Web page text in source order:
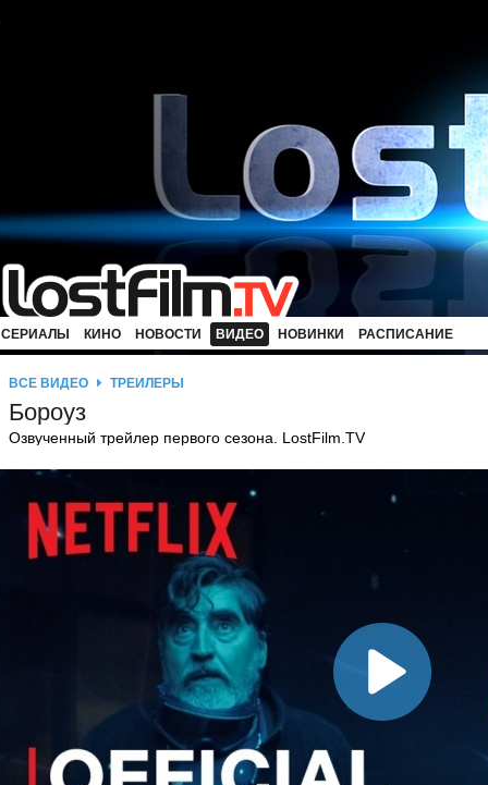
СЕРИАЛЫ КИНО НОВОСТИ ВИДЕО НОВИНКИ РАСПИСАНИЕ
ВСЕ ВИДЕО ТРЕЙЛЕРЫ
Бороуз
Озвученный трейлер первого сезона. LostFilm.TV